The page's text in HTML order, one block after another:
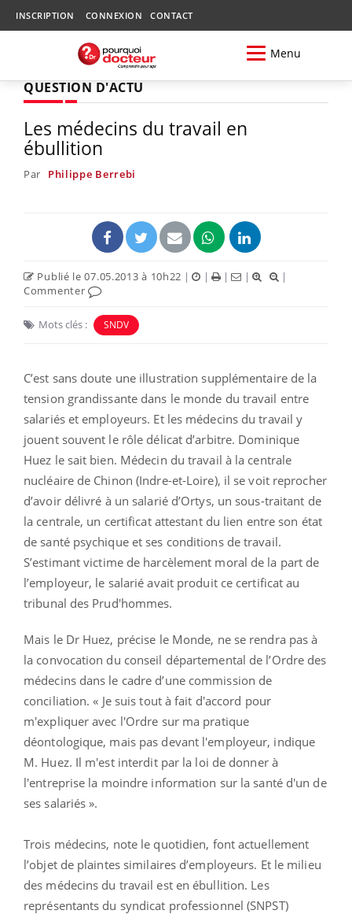
INSCRIPTION CONNEXION CONTACT
Menu
QUESTION D'ACTU
Les médecins du travail en
ébullition
Par Philippe Berrebi
Publié le 07.05.2013 à 10h22 | | | |
|
Commenter
Mots clés : SNDV
C’est sans doute une illustration supplémentaire de la
tension grandissante dans le monde du travail entre
salariés et employeurs. Et les médecins du travail y
jouent souvent le rôle délicat d’arbitre. Dominique
Huez le sait bien. Médecin du travail à la centrale
nucléaire de Chinon (Indre-et-Loire), il se voit reprocher
d’avoir délivré à un salarié d’Ortys, un sous-traitant de
la centrale, un certificat attestant du lien entre son état
de santé psychique et ses conditions de travail.
S’estimant victime de harcèlement moral de la part de
l’employeur, le salarié avait produit ce certificat au
tribunal des Prud'hommes.
Mais le Dr Huez, précise le Monde, ne se rendra pas à
la convocation du conseil départemental de l’Ordre des
médecins dans le cadre d’une commission de
conciliation. « Je suis tout à fait d'accord pour
m'expliquer avec l'Ordre sur ma pratique
déontologique, mais pas devant l'employeur, indique
M. Huez. Il m'est interdit par la loi de donner à
l'entreprise la moindre information sur la santé d'un de
ses salariés ».
Trois médecins, note le quotidien, font actuellement
l’objet de plaintes similaires d’employeurs. Et le milieu
des médecins du travail est en ébullition. Les
représentants du syndicat professionnel (SNPST)